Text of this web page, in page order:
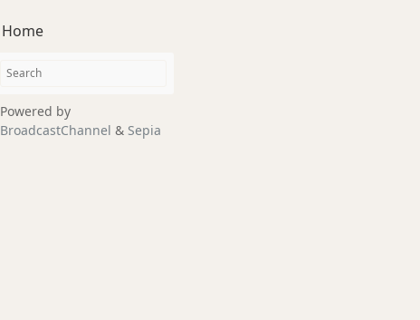
Home
Powered by
BroadcastChannel & Sepia